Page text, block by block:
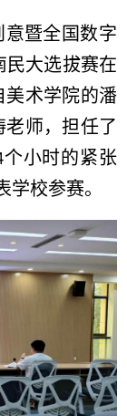
意暨全国数字
民大选拔赛在
美术学院的潘
师，担任了
个小时的紧张
学校参赛。